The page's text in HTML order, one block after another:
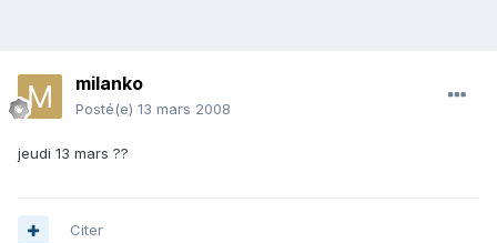
milanko
Posté(e) 13 mars 2008
jeudi 13 mars ??
Citer